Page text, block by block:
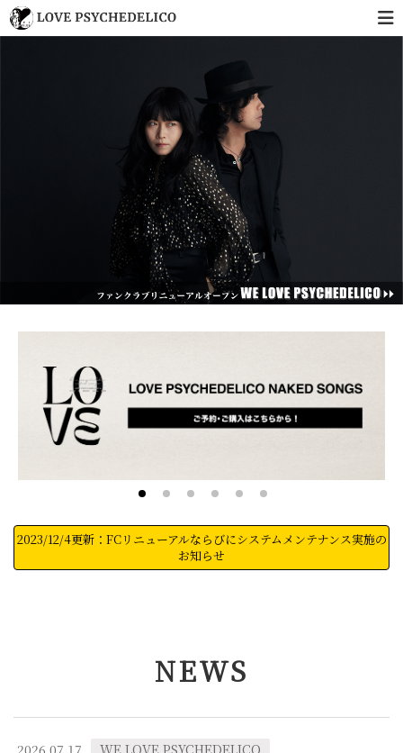
2023/12/4更新：FCリニューアルならびにシステムメンテナンス実施の
お知らせ
NEWS